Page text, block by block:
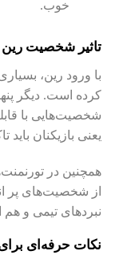
خوب.
تاثیر شخصیت رین بر
با ورود رین،
کرده است. دیگر
شخصیت‌هایی با
یعنی بازیکنان باید
همچنین در
نبردهای تیمی و هم
نکات حرفه‌ای برای